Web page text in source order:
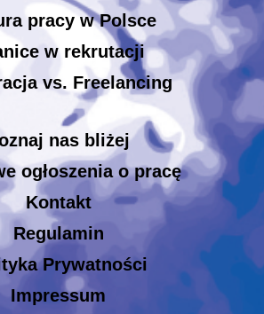
pracy w Polsce
w rekrutacji
vs. Freelancing
nas bliżej
ogłoszenia o pracę
Kontakt
Regulamin
Prywatności
Impressum